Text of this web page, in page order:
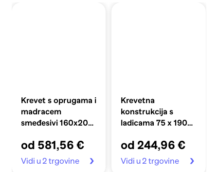
Krevet s oprugama i
madracem
smeđesivi 160x200
od 581,56 €
Vidi u 2 trgovine
Krevetna
konstrukcija s
ladicama 75 x 190
od 244,96 €
Vidi u 2 trgovine